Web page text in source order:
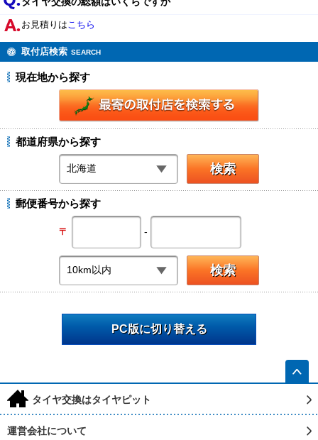
お見積りはこちら
取付店検索 SEARCH
現在地から探す
都道府県から探す
郵便番号から探す
〒 -
PC版に切り替える
h タイヤ交換はタイヤピット
運営会社について